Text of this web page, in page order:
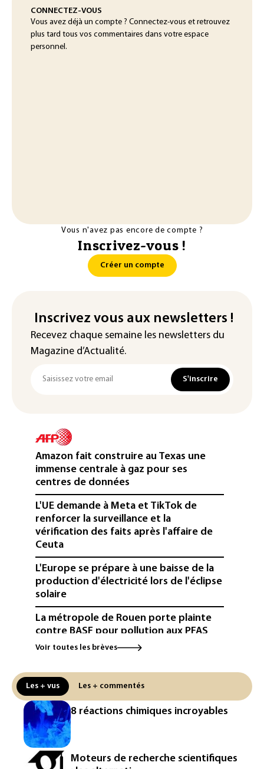
CONNECTEZ-VOUS
Vous avez déjà un compte ? Connectez-vous et retrouvez
plus tard tous vos commentaires dans votre espace
personnel.
Vous n'avez pas encore de compte ?
Inscrivez-vous !
Créer un compte
Inscrivez vous aux newsletters !
Recevez chaque semaine les newsletters du
Magazine d’Actualité.
S'inscrire
Amazon fait construire au Texas une
immense centrale à gaz pour ses
centres de données
L'UE demande à Meta et TikTok de
renforcer la surveillance et la
vérification des faits après l'affaire de
Ceuta
L'Europe se prépare à une baisse de la
production d'électricité lors de l'éclipse
solaire
La métropole de Rouen porte plainte
contre BASF pour pollution aux PFAS
réseau
Véhicules de livraison autonomes: la
France ouvre la voie à leur
homologation
Iris³: Eutelsat investira 3,4 milliards
Voir toutes les brèves
Les + vus Les + commentés
8 réactions chimiques incroyables
Moteurs de recherche scientifiques